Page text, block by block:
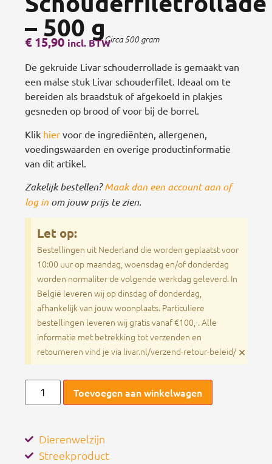
– 500 gCirca 500 gram
€15,90 incl. BTW
De gekruide Livar schouderrollade is gemaakt van
een malse stuk Livar schouderfilet. Ideaal om te
bereiden als braadstuk of afgekoeld in plakjes
gesneden op brood of voor bij de borrel.
Klik hier voor de ingrediënten, allergenen,
voedingswaarden en overige productinformatie
van dit artikel.
Zakelijk bestellen?Maak dan een account aan of
log in om jouw prijs te zien.
Let op:
Bestellingen uit Nederland die worden geplaatst voor
10:00 uur op maandag, woensdag en/of donderdag
worden normaliter de volgende werkdag geleverd. In
België leveren wij op dinsdag of donderdag,
afhankelijk van jouw woonplaats. Particuliere
bestellingen leveren wij gratis vanaf €100,-. Alle
informatie met betrekking tot verzenden en
retourneren vind je via livar.nl/verzend-retour-beleid/ ×
Toevoegen aan winkelwagen
Dierenwelzijn
Streekproduct